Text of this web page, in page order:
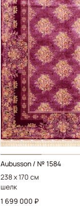
Aubusson / № 1584
238 x 170 см
шелк
1 699 000 ₽